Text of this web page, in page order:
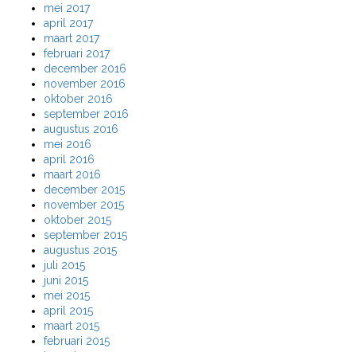
mei 2017
april 2017
maart 2017
februari 2017
december 2016
november 2016
oktober 2016
september 2016
augustus 2016
mei 2016
april 2016
maart 2016
december 2015
november 2015
oktober 2015
september 2015
augustus 2015
juli 2015
juni 2015
mei 2015
april 2015
maart 2015
februari 2015